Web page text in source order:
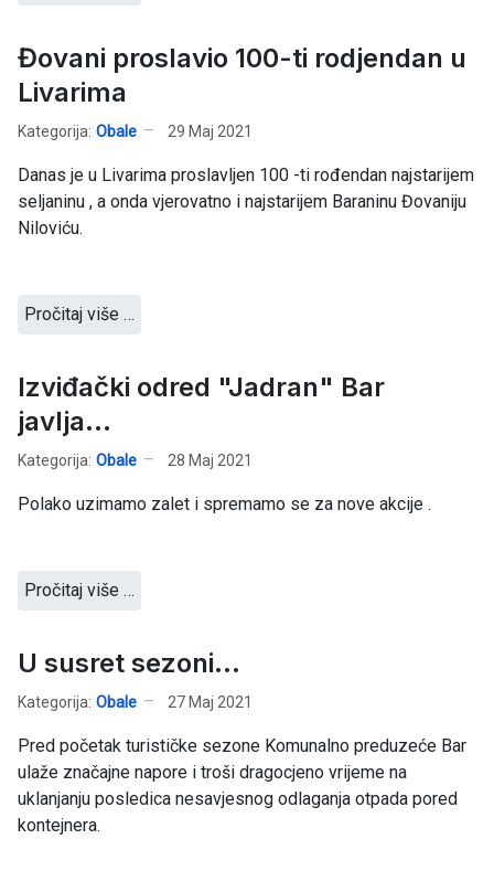
Đovani proslavio 100-ti rodjendan u
Livarima
Kategorija: Obale 29 Maj 2021
Danas je u Livarima proslavljen 100 -ti rođendan najstarijem
seljaninu , a onda vjerovatno i najstarijem Baraninu Đovaniju
Niloviću.
Pročitaj više …
Izviđački odred "Jadran" Bar
javlja...
Kategorija: Obale 28 Maj 2021
Polako uzimamo zalet i spremamo se za nove akcije .
Pročitaj više …
U susret sezoni...
Kategorija: Obale 27 Maj 2021
Pred početak turističke sezone Komunalno preduzeće Bar
ulaže značajne napore i troši dragocjeno vrijeme na
uklanjanju posledica nesavjesnog odlaganja otpada pored
kontejnera.